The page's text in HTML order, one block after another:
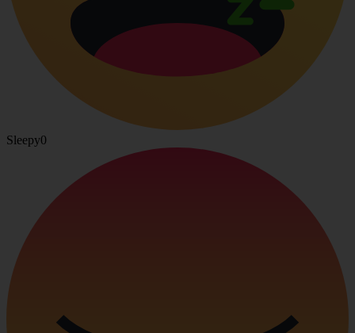
Sleepy0